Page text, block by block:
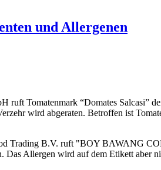
und Allergenen
ruft Tomatenmark “Domates Salcasi”
wird abgeraten. Betroffen ist
Trading B.V. ruft "BOY BAWANG
Das Allergen wird auf dem Etikett